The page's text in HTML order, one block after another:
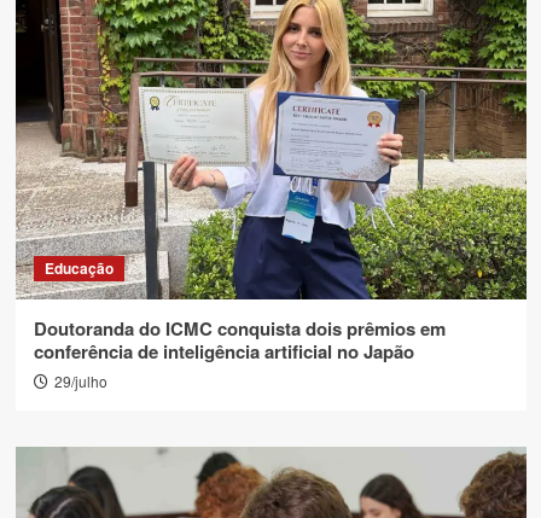
Educação
Doutoranda do ICMC conquista dois prêmios em
conferência de inteligência artificial no Japão
29/julho